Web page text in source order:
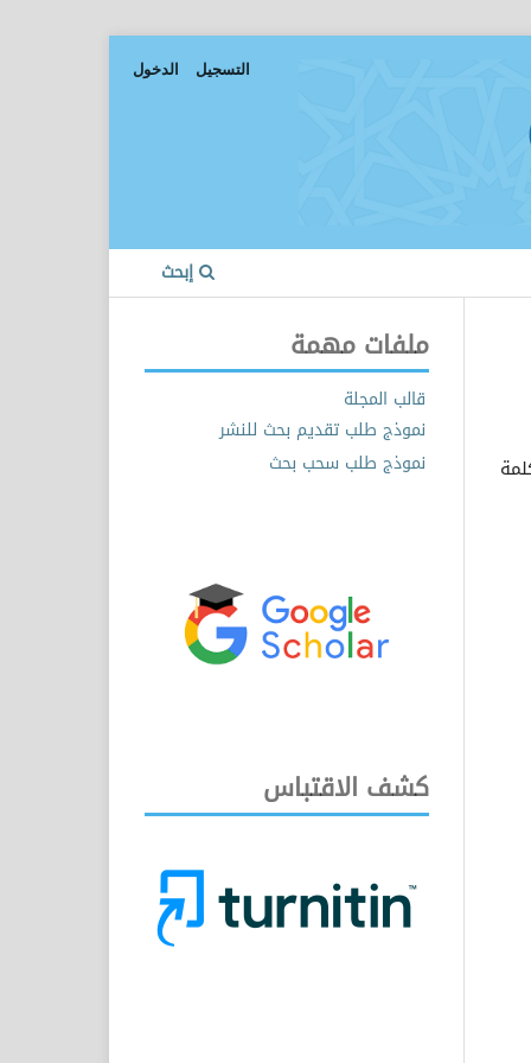
إبحث
التسجيل الدخول
ملفات مهمة
قالب المجلة
نموذج طلب تقديم بحث للنشر
نموذج طلب سحب بحث
كشف الاقتباس